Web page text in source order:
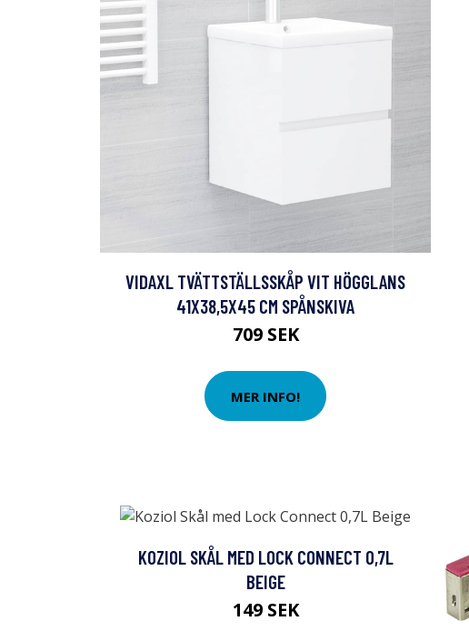
VIDAXL TVÄTTSTÄLLSSKÅP VIT HÖGGLANS
41X38,5X45 CM SPÅNSKIVA
709 SEK
MER INFO!
KOZIOL SKÅL MED LOCK CONNECT 0,7L
BEIGE
149 SEK